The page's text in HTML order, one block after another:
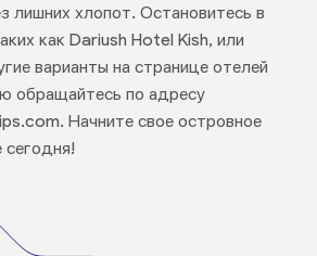
лишних хлопот. Остановитесь в
как Dariush Hotel Kish, или
варианты на странице отелей
обращайтесь по адресу
Начните свое островное